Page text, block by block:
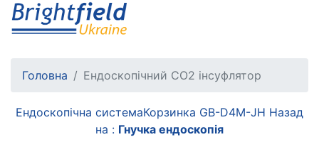
Головна Ендоскопічний СО2 інсуфлятор
Ендоскопічна системаКорзинка GB-D4M-JH Назад
на : Гнучка ендоскопія